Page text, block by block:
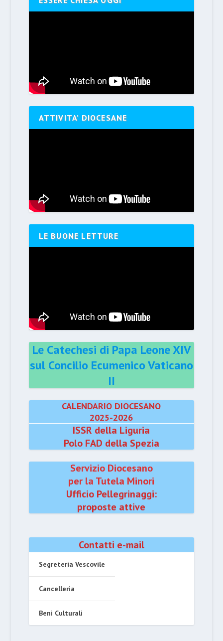
ATTIVITA’ DIOCESANE
LE BUONE LETTURE
Le Catechesi di Papa Leone XIV
sul Concilio Ecumenico Vaticano
II
CALENDARIO DIOCESANO
2025-2026
ISSR della Liguria
Polo FAD della Spezia
Servizio Diocesano
per la Tutela Minori
Ufficio Pellegrinaggi:
proposte attive
Contatti e-mail
Segreteria Vescovile
Cancelleria
Beni Culturali